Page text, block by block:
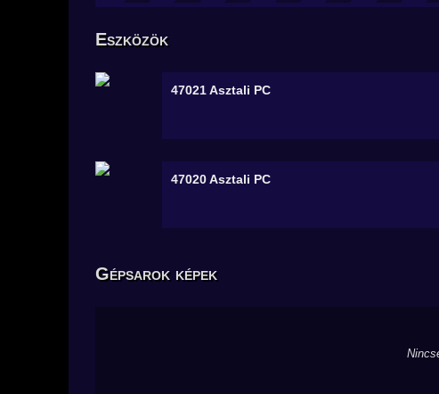
Eszközök
47021Asztali PC
47020Asztali PC
Gépsarok képek